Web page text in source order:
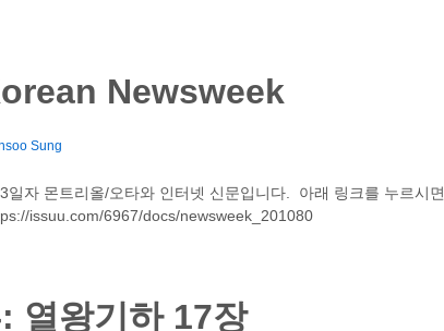
Newsweek
Sung
일자 몬트리올/오타와 인터넷 신문입니다. 아래 링크를 누르시면
issuu.com/6967/docs/newsweek_201080
열왕기하 17장